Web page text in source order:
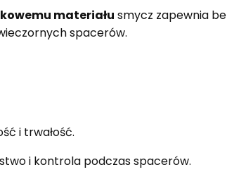
materiału smycz zapewnia
spacerów.
i trwałość.
i kontrola podczas spacerów.